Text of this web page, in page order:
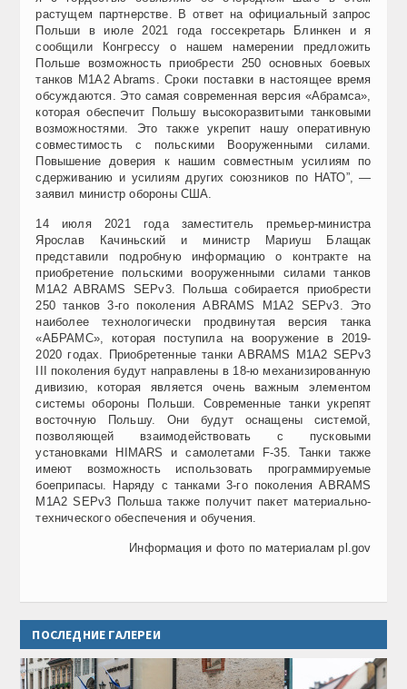
растущем партнерстве. В ответ на официальный запрос
Польши в июле 2021 года госсекретарь Блинкен и я
сообщили Конгрессу о нашем намерении предложить
Польше возможность приобрести 250 основных боевых
танков M1A2 Abrams. Сроки поставки в настоящее время
обсуждаются. Это самая современная версия «Абрамса»,
которая обеспечит Польшу высокоразвитыми танковыми
возможностями. Это также укрепит нашу оперативную
совместимость с польскими Вооруженными силами.
Повышение доверия к нашим совместным усилиям по
сдерживанию и усилиям других союзников по НАТО”, —
заявил министр обороны США.
14 июля 2021 года заместитель премьер-министра
Ярослав Качиньский и министр Мариуш Блащак
представили подробную информацию о контракте на
приобретение польскими вооруженными силами танков
M1A2 ABRAMS SEPv3. Польша собирается приобрести
250 танков 3-го поколения ABRAMS M1A2 SEPv3. Это
наиболее технологически продвинутая версия танка
«АБРАМС», которая поступила на вооружение в 2019-
2020 годах. Приобретенные танки ABRAMS M1A2 SEPv3
III поколения будут направлены в 18-ю механизированную
дивизию, которая является очень важным элементом
системы обороны Польши. Современные танки укрепят
восточную Польшу. Они будут оснащены системой,
позволяющей взаимодействовать с пусковыми
установками HIMARS и самолетами F-35. Танки также
имеют возможность использовать программируемые
боеприпасы. Наряду с танками 3-го поколения ABRAMS
M1A2 SEPv3 Польша также получит пакет материально-
технического обеспечения и обучения.
Информация и фото по материалам pl.gov
ПОСЛЕДНИЕ ГАЛЕРЕИ